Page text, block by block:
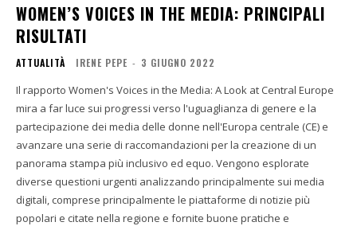
WOMEN’S VOICES IN THE MEDIA: PRINCIPALI
RISULTATI
ATTUALITÀ IRENE PEPE - 3 GIUGNO 2022
Il rapporto Women's Voices in the Media: A Look at Central Europe
mira a far luce sui progressi verso l'uguaglianza di genere e la
partecipazione dei media delle donne nell'Europa centrale (CE) e
avanzare una serie di raccomandazioni per la creazione di un
panorama stampa più inclusivo ed equo. Vengono esplorate
diverse questioni urgenti analizzando principalmente sui media
digitali, comprese principalmente le piattaforme di notizie più
popolari e citate nella regione e fornite buone pratiche e